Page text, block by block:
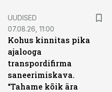
UUDISED
07.08.26, 11:00
Kohus kinnitas pika
ajalooga
transpordifirma
saneerimiskava.
“Tahame kõik ära